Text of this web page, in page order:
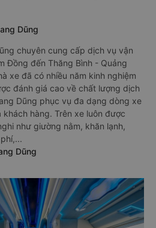
Dũng
chuyên cung cấp dịch vụ vận
Đồng đến Thăng Bình - Quảng
xe đã có nhiều năm kinh nghiệm
đánh giá cao về chất lượng dịch
Dũng phục vụ đa dạng dòng xe
hàng. Trên xe luôn được
như giường nằm, khăn lạnh,
Dũng